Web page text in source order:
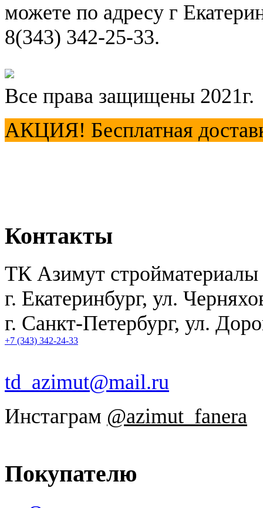
можете по адресу г
8(343) 342-25-33.
Все права защищены 2021г.
АКЦИЯ! Бесплатная
Контакты
ТК Азимут стройматериалы
г. Екатеринбург, ул.
г. Санкт-Петербург, ул.
+7 (343) 342-24-33
td_azimut@mail.ru
Инстаграм @azimut_fanera
Покупателю